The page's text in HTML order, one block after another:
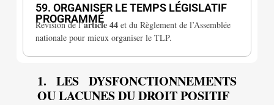
59. ORGANISER LE TEMPS LÉGISLATIF
PROGRAMMÉ
Révision de l’article 44et du Règlement de l’Assemblée
nationale pour mieux organiser le TLP.
1. LES DYSFONCTIONNEMENTS
OU LACUNES DU DROIT POSITIF